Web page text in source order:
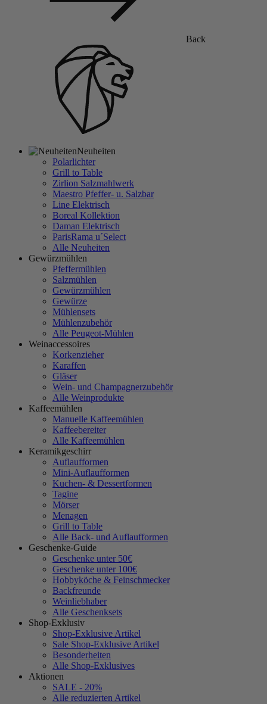
Back
Neuheiten
Polarlichter
Grill to Table
Zirlion Salzmahlwerk
Maestro Pfeffer- u. Salzbar
Line Elektrisch
Boreal Kollektion
Daman Elektrisch
ParisRama u´Select
Alle Neuheiten
Gewürzmühlen
Pfeffermühlen
Salzmühlen
Gewürzmühlen
Gewürze
Mühlensets
Mühlenzubehör
Alle Peugeot-Mühlen
Weinaccessoires
Korkenzieher
Karaffen
Gläser
Wein- und Champagnerzubehör
Alle Weinprodukte
Kaffeemühlen
Manuelle Kaffeemühlen
Kaffeebereiter
Alle Kaffeemühlen
Keramikgeschirr
Auflaufformen
Mini-Auflaufformen
Kuchen- & Dessertformen
Tagine
Mörser
Menagen
Grill to Table
Alle Back- und Auflaufformen
Geschenke-Guide
Geschenke unter 50€
Geschenke unter 100€
Hobbyköche & Feinschmecker
Backfreunde
Weinliebhaber
Alle Geschenksets
Shop-Exklusiv
Shop-Exklusive Artikel
Sale Shop-Exklusive Artikel
Besonderheiten
Alle Shop-Exklusives
Aktionen
SALE - 20%
Alle reduzierten Artikel